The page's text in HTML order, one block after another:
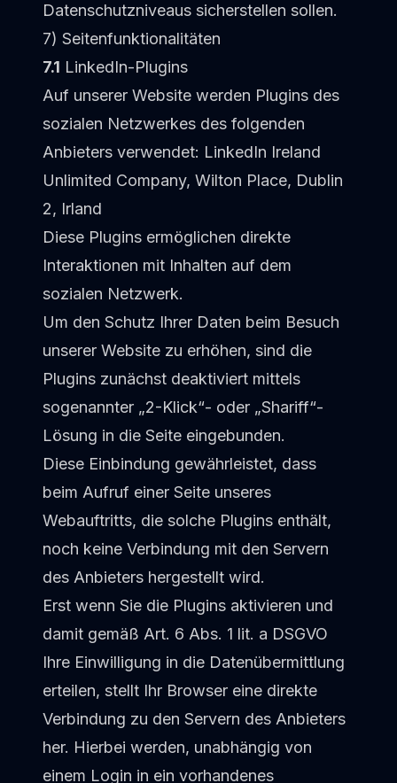
Datenschutzniveaus sicherstellen sollen.
7) Seitenfunktionalitäten
7.1 LinkedIn-Plugins
Auf unserer Website werden Plugins des
sozialen Netzwerkes des folgenden
Anbieters verwendet: LinkedIn Ireland
Unlimited Company, Wilton Place, Dublin
2, Irland
Diese Plugins ermöglichen direkte
Interaktionen mit Inhalten auf dem
sozialen Netzwerk.
Um den Schutz Ihrer Daten beim Besuch
unserer Website zu erhöhen, sind die
Plugins zunächst deaktiviert mittels
sogenannter „2-Klick“- oder „Shariff“-
Lösung in die Seite eingebunden.
Diese Einbindung gewährleistet, dass
beim Aufruf einer Seite unseres
Webauftritts, die solche Plugins enthält,
noch keine Verbindung mit den Servern
des Anbieters hergestellt wird.
Erst wenn Sie die Plugins aktivieren und
damit gemäß Art. 6 Abs. 1 lit. a DSGVO
Ihre Einwilligung in die Datenübermittlung
erteilen, stellt Ihr Browser eine direkte
Verbindung zu den Servern des Anbieters
her. Hierbei werden, unabhängig von
einem Login in ein vorhandenes